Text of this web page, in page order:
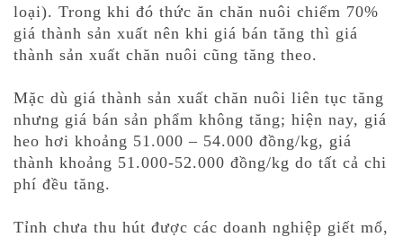
loại). Trong khi đó thức ăn chăn nuôi chiếm 70%
giá thành sản xuất nên khi giá bán tăng thì giá
thành sản xuất chăn nuôi cũng tăng theo.
Mặc dù giá thành sản xuất chăn nuôi liên tục tăng
nhưng giá bán sản phẩm không tăng; hiện nay, giá
heo hơi khoảng 51.000 – 54.000 đồng/kg, giá
thành khoảng 51.000-52.000 đồng/kg do tất cả chi
phí đều tăng.
Tỉnh chưa thu hút được các doanh nghiệp giết mổ,